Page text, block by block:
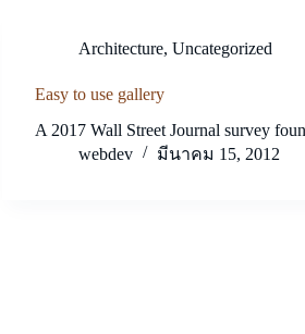
Architecture,Uncategorized
Easy to use gallery
A 2017 Wall Street Journal survey
webdev
มีนาคม 15, 2012